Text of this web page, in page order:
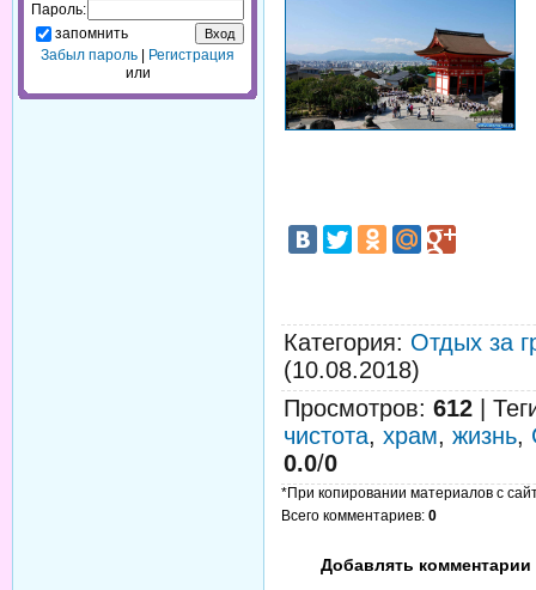
Пароль:
запомнить
Забыл пароль
Регистрация
или
Категория: Отдых за
(10.08.2018)
Просмотров: 612
чистота, храм, жизнь,
0.0/0
*При копировании материалов с
Всего комментариев: 0
Добавлять комментарии